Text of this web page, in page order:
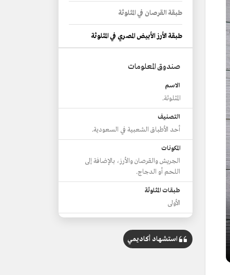
طبقة القرصان في المثلوثة
طبقة الأرز الأبيض المصري في المثلوثة
صندوق المعلومات
الاسم
المثلوثة.
التصنيف
أحد الأطباق الشعبية في السعودية.
المكونات
الجريش والقرصان والأرز، بالإضافة إلى
اللحم أو الدجاج.
طبقات المثلوثة
الأولى
القرصان.
استشهاد أكاديمي